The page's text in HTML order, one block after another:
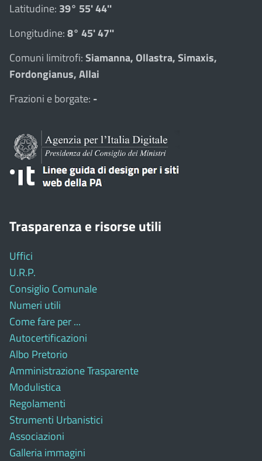
Latitudine: 39° 55' 44''
Longitudine:8° 45' 47''
Comuni limitrofi:Siamanna, Ollastra, Simaxis,
Fordongianus, Allai
Frazioni e borgate: -
Trasparenza e risorse utili
Uffici
U.R.P.
Consiglio Comunale
Numeri utili
Come fare per ...
Autocertificazioni
Albo Pretorio
Amministrazione Trasparente
Modulistica
Regolamenti
Strumenti Urbanistici
Associazioni
Galleria immagini